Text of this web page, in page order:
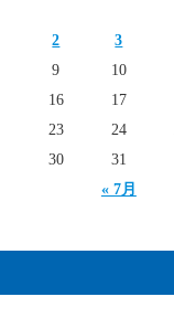
« 7月
2
3
9
10
16
17
23
24
30
31